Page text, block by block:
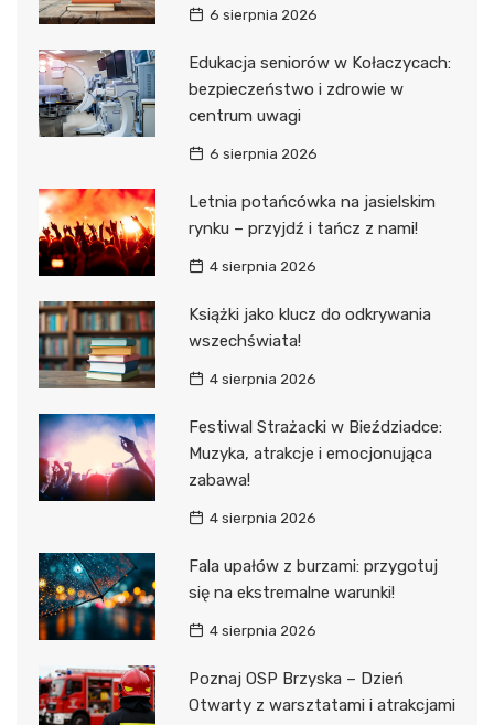
6 sierpnia 2026
Edukacja seniorów w Kołaczycach:
bezpieczeństwo i zdrowie w
centrum uwagi
6 sierpnia 2026
Letnia potańcówka na jasielskim
rynku – przyjdź i tańcz z nami!
4 sierpnia 2026
Książki jako klucz do odkrywania
wszechświata!
4 sierpnia 2026
Festiwal Strażacki w Bieździadce:
Muzyka, atrakcje i emocjonująca
zabawa!
4 sierpnia 2026
Fala upałów z burzami: przygotuj
się na ekstremalne warunki!
4 sierpnia 2026
Poznaj OSP Brzyska – Dzień
Otwarty z warsztatami i atrakcjami